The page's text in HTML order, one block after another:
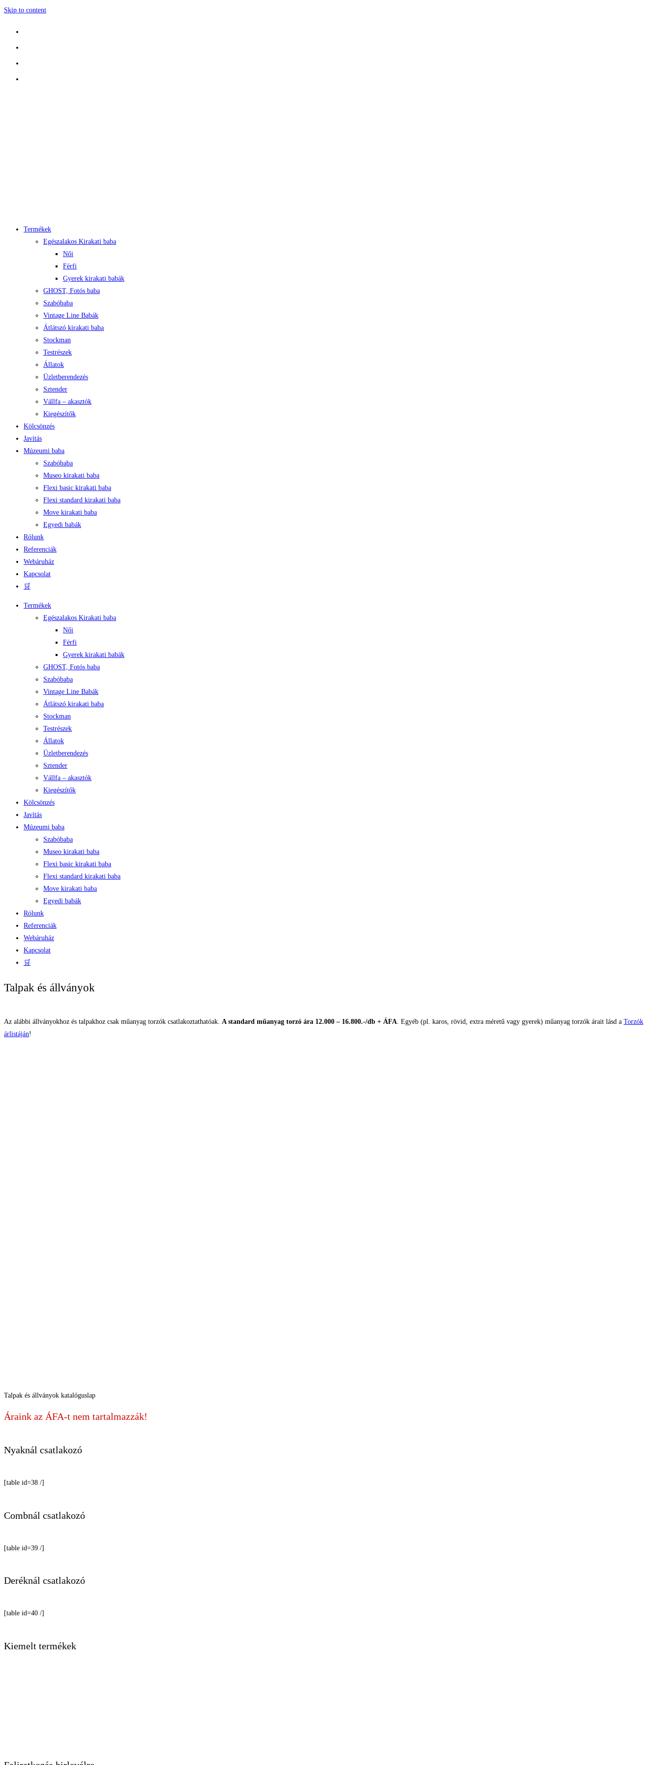
Skip to content
Termékek
Egészalakos Kirakati baba
Női
Férfi
Gyerek kirakati babák
GHOST, Fotós baba
Szabóbaba
Vintage Line Babák
Átlátszó kirakati baba
Stockman
Testrészek
Állatok
Üzletberendezés
Sztender
Vállfa – akasztók
Kiegészítők
Kölcsönzés
Javítás
Múzeumi baba
Szabóbaba
Museo kirakati baba
Flexi basic kirakati baba
Flexi standard kirakati baba
Move kirakati baba
Egyedi babák
Rólunk
Referenciák
Webáruház
Kapcsolat
🛒
Termékek
Egészalakos Kirakati baba
Női
Férfi
Gyerek kirakati babák
GHOST, Fotós baba
Szabóbaba
Vintage Line Babák
Átlátszó kirakati baba
Stockman
Testrészek
Állatok
Üzletberendezés
Sztender
Vállfa – akasztók
Kiegészítők
Kölcsönzés
Javítás
Múzeumi baba
Szabóbaba
Museo kirakati baba
Flexi basic kirakati baba
Flexi standard kirakati baba
Move kirakati baba
Egyedi babák
Rólunk
Referenciák
Webáruház
Kapcsolat
🛒
Talpak és állványok
Az alábbi állványokhoz és talpakhoz csak műanyag torzók csatlakoztathatóak. A standard műanyag torzó ára 12.000 – 16.800.-/db + ÁFA . Egyéb (pl. karos, rövid, extra méretű vagy gyerek) műanyag torzók árait lásd a Torzók
árlistáján!
Talpak és állványok katalóguslap
Áraink az ÁFA-t nem tartalmazzák!
Nyaknál csatlakozó
[table id=38 /]
Combnál csatlakozó
[table id=39 /]
Deréknál csatlakozó
[table id=40 /]
Kiemelt termékek